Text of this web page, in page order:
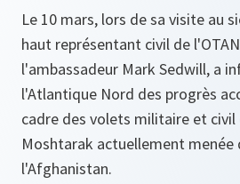
Le 10 mars, lors de sa visite au
haut représentant civil de
l'ambassadeur Mark Sedwill, a
l'Atlantique Nord des progrès
cadre des volets militaire et
Moshtarak actuellement menée
l'Afghanistan.